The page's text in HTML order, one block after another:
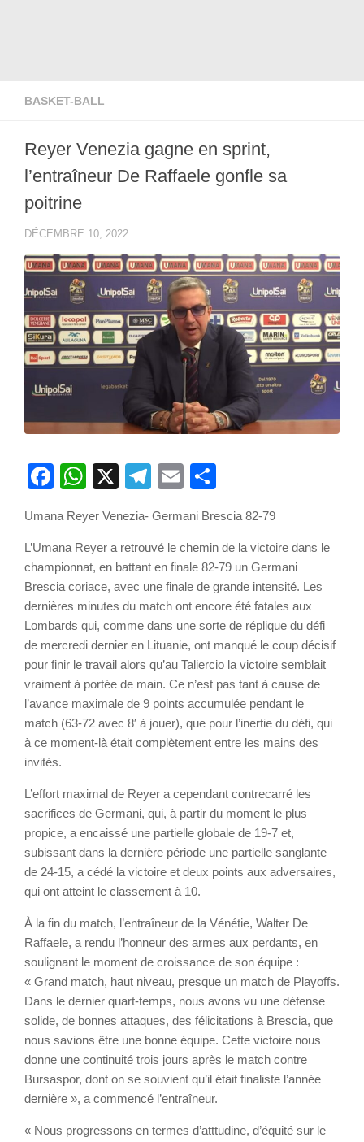
BASKET-BALL
Reyer Venezia gagne en sprint,
l’entraîneur De Raffaele gonfle sa
poitrine
DÉCEMBRE 10, 2022
Facebook
WhatsApp
X Telegram
Email
Umana Reyer Venezia- Germani Brescia 82-79
L’Umana Reyer a retrouvé le chemin de la victoire dans le
championnat, en battant en finale 82-79 un Germani
Brescia coriace, avec une finale de grande intensité. Les
dernières minutes du match ont encore été fatales aux
Lombards qui, comme dans une sorte de réplique du défi
de mercredi dernier en Lituanie, ont manqué le coup décisif
pour finir le travail alors qu’au Taliercio la victoire semblait
vraiment à portée de main. Ce n’est pas tant à cause de
l’avance maximale de 9 points accumulée pendant le
match (63-72 avec 8′ à jouer), que pour l’inertie du défi, qui
à ce moment-là était complètement entre les mains des
invités.
L’effort maximal de Reyer a cependant contrecarré les
sacrifices de Germani, qui, à partir du moment le plus
propice, a encaissé une partielle globale de 19-7 et,
subissant dans la dernière période une partielle sanglante
de 24-15, a cédé la victoire et deux points aux adversaires,
qui ont atteint le classement à 10.
À la fin du match, l’entraîneur de la Vénétie, Walter De
Raffaele, a rendu l’honneur des armes aux perdants, en
soulignant le moment de croissance de son équipe :
« Grand match, haut niveau, presque un match de Playoffs.
Dans le dernier quart-temps, nous avons vu une défense
solide, de bonnes attaques, des félicitations à Brescia, que
nous savions être une bonne équipe. Cette victoire nous
donne une continuité trois jours après le match contre
Bursaspor, dont on se souvient qu’il était finaliste l’année
dernière », a commencé l’entraîneur.
« Nous progressons en termes d’atttudine, d’équité sur le